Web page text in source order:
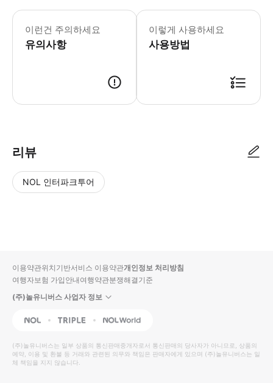
이런건 주의하세요
유의사항
모든 프로모션 이미지는 예시 목적으
이렇게 사용하세요
사용방법
리뷰
NOL 인터파크투어
입니
다.
높
은
순
동
영
상
순
상
이용약관위치기반서비스 이용약관개인정보 처리방침
여행자보험 가입안내여행약관분쟁해결기준
(주)놀유니버스 사업자 정보
NOL Triple Interpark Global
(주)놀유니버스는 일부 상품의 통신판매중개자로서 통신판매의 당사자가 아니므로, 상품의
예약, 이용 및 환불 등 거래와 관련된 의무와 책임은 판매자에게 있으며 (주)놀유니버스는 일
체 책임을 지지 않습니다.